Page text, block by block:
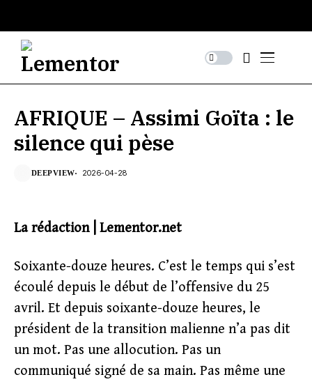
AFRIQUE – Assimi Goïta : le
silence qui pèse
DEEPVIEW 2026-04-28
La rédaction | Lementor.net
Soixante-douze heures. C’est le temps qui s’est
écoulé depuis le début de l’offensive du 25
avril. Et depuis soixante-douze heures, le
président de la transition malienne n’a pas dit
un mot. Pas une allocution. Pas un
communiqué signé de sa main. Pas même une